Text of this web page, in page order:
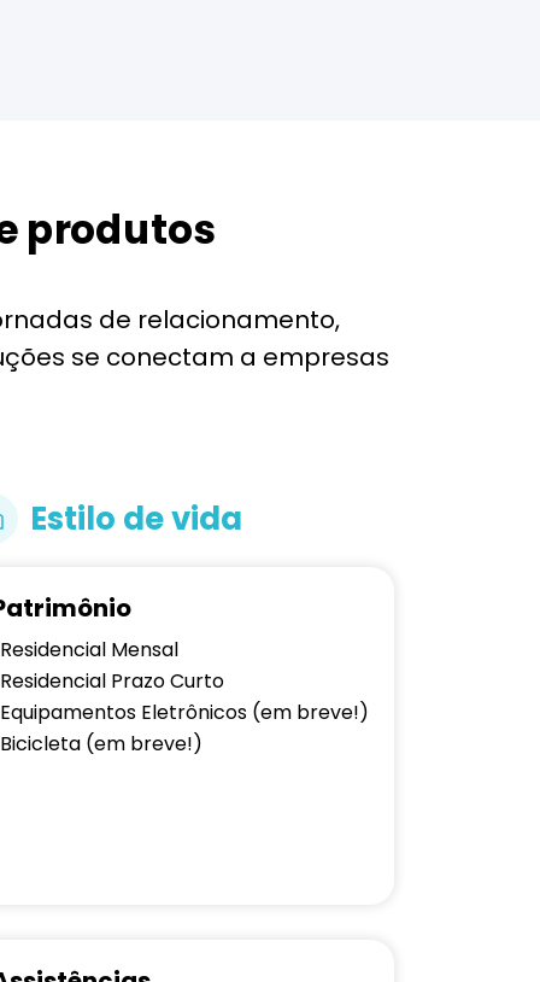
produtos
de relacionamento,
se conectam a empresas
Estilo de vida
Residencial Mensal
Residencial Prazo Curto
Equipamentos Eletrônicos (em breve!)
Bicicleta (em breve!)